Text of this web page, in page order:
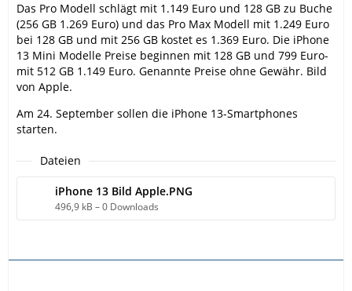
Das Pro Modell schlägt mit 1.149 Euro und 128 GB zu Buche
(256 GB 1.269 Euro) und das Pro Max Modell mit 1.249 Euro
bei 128 GB und mit 256 GB kostet es 1.369 Euro. Die iPhone
13 Mini Modelle Preise beginnen mit 128 GB und 799 Euro-
mit 512 GB 1.149 Euro. Genannte Preise ohne Gewähr. Bild
von Apple.
Am 24. September sollen die iPhone 13-Smartphones
starten.
Dateien
iPhone 13 Bild Apple.PNG
496,9 kB – 0 Downloads